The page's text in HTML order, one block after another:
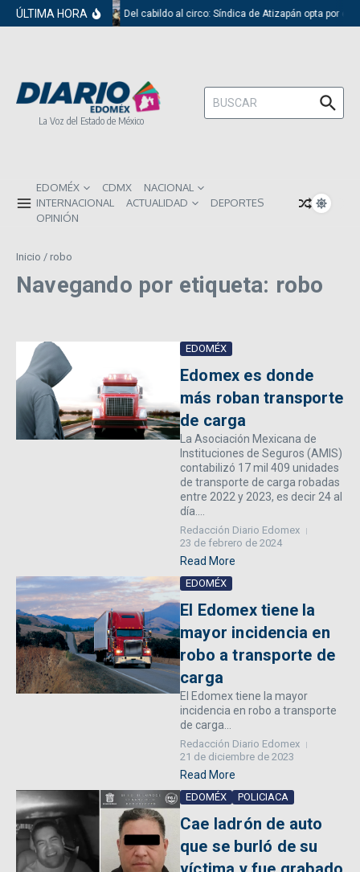
Saltar al contenido
ÚLTIMA HORA Del cabildo al circo: Síndica de Atizapán opta por el
La Voz del Estado de México
Buscar:
EDOMÉX CDMX
NACIONAL
INTERNACIONAL
ACTUALIDAD
DEPORTES
OPINIÓN
Inicio / robo
Navegando por etiqueta: robo
EDOMÉX
Edomex es donde
más roban transporte
de carga
La Asociación Mexicana de
Instituciones de Seguros (AMIS)
contabilizó 17 mil 409 unidades
de transporte de carga robadas
entre 2022 y 2023, es decir 24 al
día....
Redacción Diario Edomex
23 de febrero de 2024
Read More
EDOMÉX
El Edomex tiene la
mayor incidencia en
robo a transporte de
carga
El Edomex tiene la mayor
incidencia en robo a transporte
de carga...
Redacción Diario Edomex
21 de diciembre de 2023
Read More
EDOMÉX POLICIACA
Cae ladrón de auto
que se burló de su